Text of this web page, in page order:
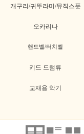
개구리/귀뚜라미/뮤직스푼
오카리나
핸드벨/터치벨
키드 드럼류
교재용 악기